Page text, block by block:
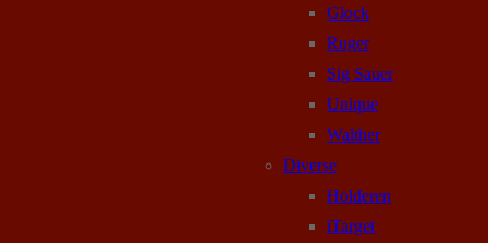
Glock
Ruger
Sig Sauer
Unique
Walther
Diverse
Holderen
iTarget